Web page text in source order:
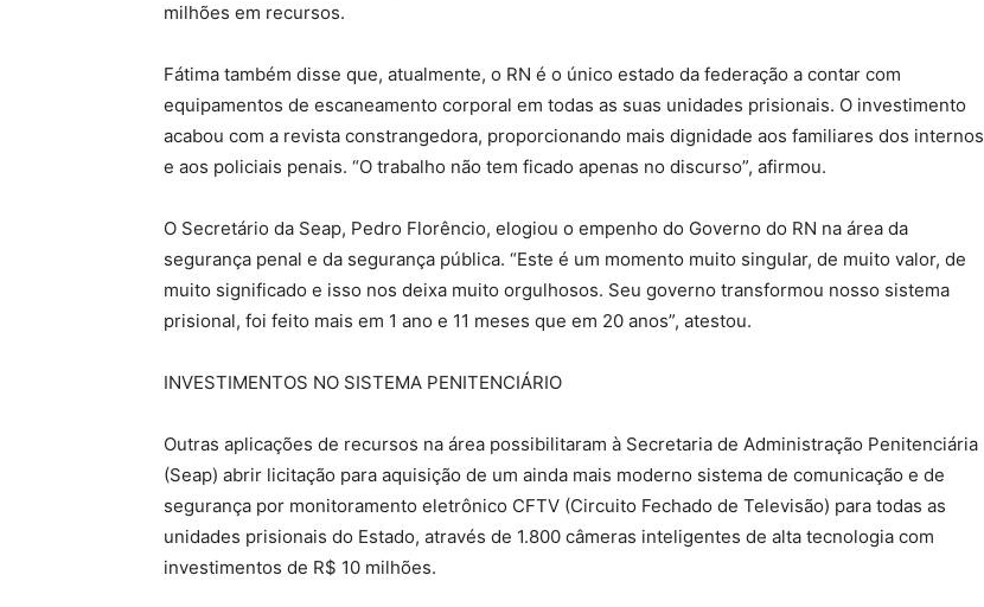
milhões em recursos.
Fátima também disse que, atualmente, o RN é o único estado da federação a contar com
equipamentos de escaneamento corporal em todas as suas unidades prisionais. O investimento
acabou com a revista constrangedora, proporcionando mais dignidade aos familiares dos internos
e aos policiais penais. “O trabalho não tem ficado apenas no discurso”, afirmou.
O Secretário da Seap, Pedro Florêncio, elogiou o empenho do Governo do RN na área da
segurança penal e da segurança pública. “Este é um momento muito singular, de muito valor, de
muito significado e isso nos deixa muito orgulhosos. Seu governo transformou nosso sistema
prisional, foi feito mais em 1 ano e 11 meses que em 20 anos”, atestou.
INVESTIMENTOS NO SISTEMA PENITENCIÁRIO
Outras aplicações de recursos na área possibilitaram à Secretaria de Administração Penitenciária
(Seap) abrir licitação para aquisição de um ainda mais moderno sistema de comunicação e de
segurança por monitoramento eletrônico CFTV (Circuito Fechado de Televisão) para todas as
unidades prisionais do Estado, através de 1.800 câmeras inteligentes de alta tecnologia com
investimentos de R$ 10 milhões.